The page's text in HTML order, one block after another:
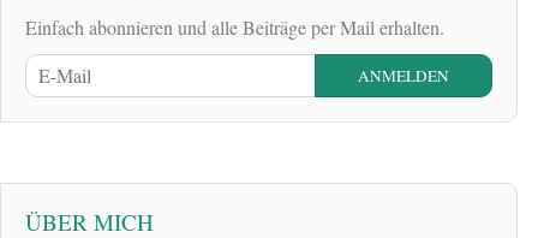
Einfach abonnieren und alle Beiträge per Mail erhalten.
ÜBER MICH